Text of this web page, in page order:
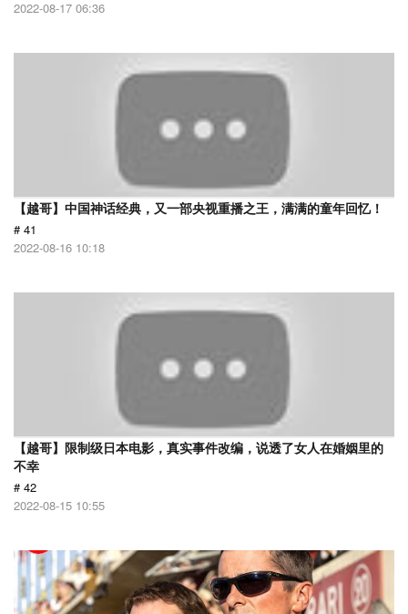
2022-08-17 06:36
【越哥】中国神话经典，又一部央视重播之王，满满的童年回忆！
# 41
2022-08-16 10:18
【越哥】限制级日本电影，真实事件改编，说透了女人在婚姻里的
不幸
# 42
2022-08-15 10:55